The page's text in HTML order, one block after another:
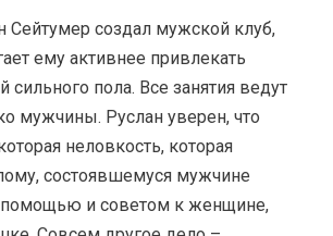
Сейтумер создал мужской клуб,
ему активнее привлекать
сильного пола. Все занятия ведут
мужчины. Руслан уверен, что
неловкость, которая
состоявшемуся мужчине
помощью и советом к женщине,